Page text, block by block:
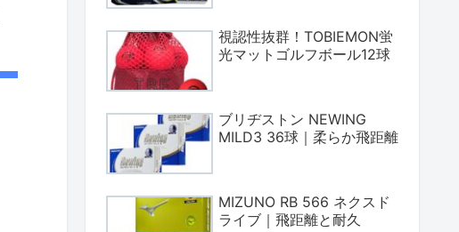
視認性抜群！TOBIEMON蛍
光マットゴルフボール12球
ブリヂストン NEWING
MILD3 36球｜柔らか飛距離
MIZUNO RB 566 ネクスド
ライブ｜飛距離と耐久